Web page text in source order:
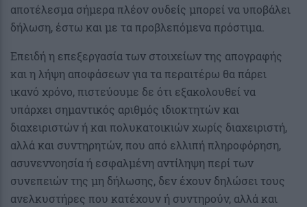
αποτέλεσμα σήμερα πλέον ουδείς μπορεί να υποβάλει
δήλωση, έστω και με τα προβλεπόμενα πρόστιμα.
Επειδή η επεξεργασία των στοιχείων της απογραφής
και η λήψη αποφάσεων για τα περαιτέρω θα πάρει
ικανό χρόνο, πιστεύουμε δε ότι εξακολουθεί να
υπάρχει σημαντικός αριθμός ιδιοκτητών και
διαχειριστών ή και πολυκατοικιών χωρίς διαχειριστή,
αλλά και συντηρητών, που από ελλιπή πληροφόρηση,
ασυνεννοησία ή εσφαλμένη αντίληψη περί των
συνεπειών της μη δήλωσης, δεν έχουν δηλώσει τους
ανελκυστήρες που κατέχουν ή συντηρούν, αλλά και